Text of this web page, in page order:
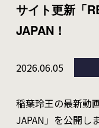
サイト更新「
JAPAN！
2026.06.05
稲葉玲王の最新動
JAPAN」を公開し